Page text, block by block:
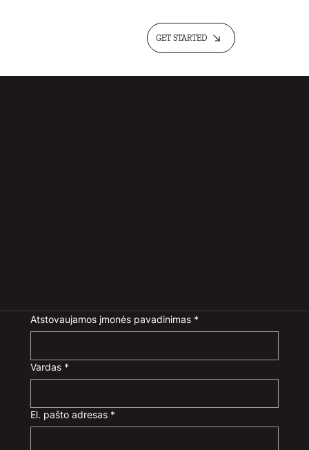
GET STARTED
Atstovaujamos įmonės pavadinimas *
Vardas *
El. pašto adresas *